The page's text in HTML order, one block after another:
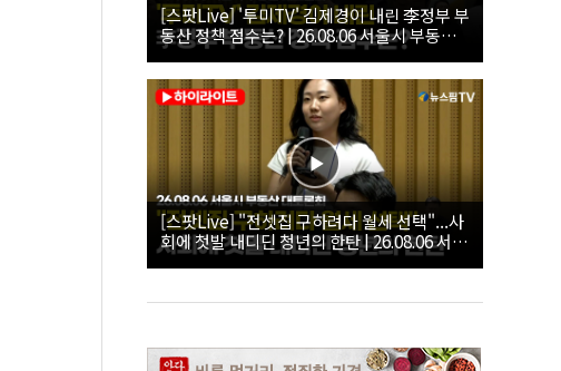
[스팟Live] '투미TV' 김제경이 내린 李정부 부
동산 정책 점수는? | 26.08.06 서울시 부동산
대토론회
[스팟Live] "전셋집 구하려다 월세 선택"...사
회에 첫발 내디딘 청년의 한탄 | 26.08.06 서울
시 부동산 대토론회